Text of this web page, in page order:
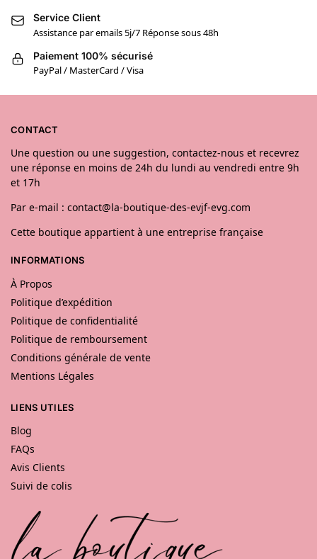
Service Client
Assistance par emails 5j/7 Réponse sous 48h
Paiement 100% sécurisé
PayPal / MasterCard / Visa
CONTACT
Une question ou une suggestion, contactez-nous et recevrez
une réponse en moins de 24h du lundi au vendredi entre 9h
et 17h
Par e-mail : contact@la-boutique-des-evjf-evg.com
Cette boutique appartient à une entreprise française
INFORMATIONS
À Propos
Politique d’expédition
Politique de confidentialité
Politique de remboursement
Conditions générale de vente
Mentions Légales
LIENS UTILES
Blog
FAQs
Avis Clients
Suivi de colis